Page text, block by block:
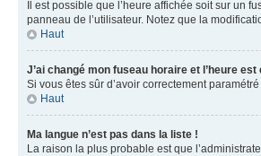
Il est possible que l’heure affichée soit sur un
panneau de l’utilisateur. Notez que la
Haut
J’ai changé mon fuseau horaire et l’heure
Si vous êtes sûr d’avoir correctement
Haut
Ma langue n’est pas dans la liste !
La raison la plus probable est que